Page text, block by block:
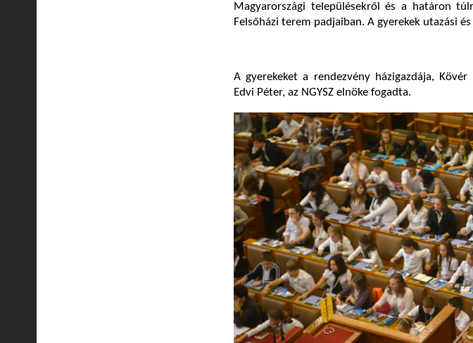
Magyarországi településekről és a határon
Felsőházi terem padjaiban. A gyerekek utazási
A gyerekeket a rendezvény házigazdája,
Edvi Péter, az NGYSZ elnöke fogadta.